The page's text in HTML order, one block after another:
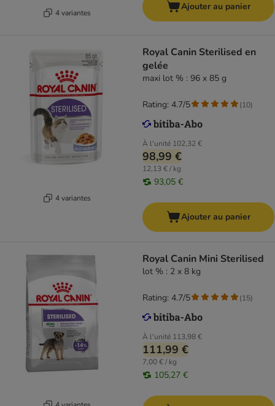
4 variantes
Ajouter au panier
4 variantes
Royal Canin Sterilised en
gelée
maxi lot % : 96 x 85 g
À l'unité 102,32 €
98,99 €
12,13 € / kg
93,05 €
Rating: 4.7/5 (10)
Ajouter au panier
Royal Canin Mini Sterilised
lot % : 2 x 8 kg
À l'unité 113,98 €
111,99 €
7,00 € / kg
105,27 €
Rating: 4.7/5 (15)